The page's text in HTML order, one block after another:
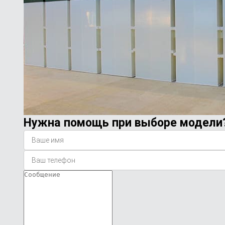
Нужна помощь при выборе